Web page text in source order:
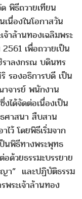
ธีถวายเทียน
นื่องในโอกาสวัน
าล้านทองเฉลิมพระ
เพื่อถวายเป็น
ราลงกรณ บดินทร
รองอธิการบดี เป็น
จารย์ พนักงาน
ได้จัดต่อเนื่องเป็น
ศาสนา สืบสาน
ว้ โดยพิธีเริ่มจาก
นพิธีทางพระพุทธ
ด้วยธรรมะบรรยาย
ญา” และปฏิบัติธรรม
ระเจ้าล้านทอง